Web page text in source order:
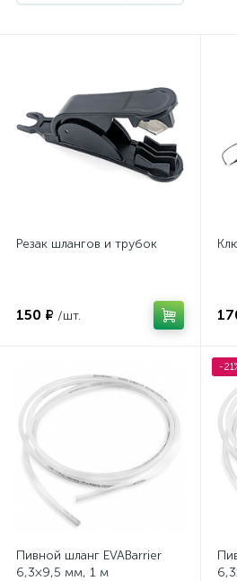
Резак шлангов и трубок
150 ₽ /шт.
Пивной шланг EVABarrier
6,3×9,5 мм, 1 м
-